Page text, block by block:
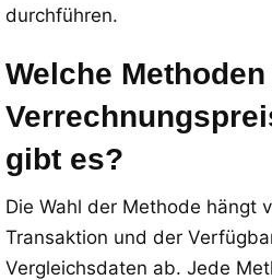
durchführen.
Welche
gibt es?
Die Wahl der Methode hängt
Transaktion und der
Vergleichsdaten ab. Jede